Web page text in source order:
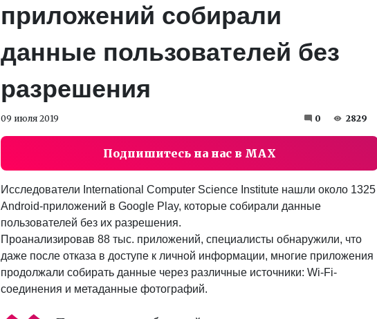
приложений собирали
данные пользователей без
разрешения
09 июля 2019 0 2829
Подпишитесь на нас в MAX
Исследователи International Computer Science Institute нашли около 1325
Android-приложений в Google Play, которые собирали данные
пользователей без их разрешения.
Проанализировав 88 тыс. приложений, специалисты обнаружили, что
даже после отказа в доступе к личной информации, многие приложения
продолжали собирать данные через различные источники: Wi-Fi-
соединения и метаданные фотографий.